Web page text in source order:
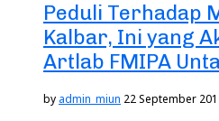
Peduli Terhadap
Kalbar, Ini yang
Artlab FMIPA
by admin_miun 22 September